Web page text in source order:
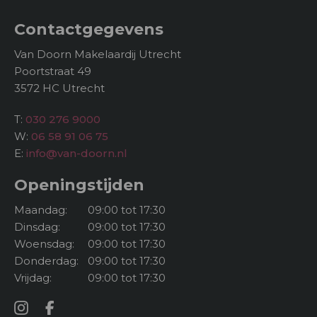
– Gratis parkeren voor de deur;
– Rustige, groene ligging naast het Beatrixpark;
– Erg stil in de woning (geen geluidsoverlast);
– Goede bereikbaarheid met OV en auto;
Utrecht;
– Actieve en gezonde VvE;
Contactgegevens
Van Doorn Makelaardij Utrecht
Poortstraat 49
3572 HC Utrecht
T: 030 276 9000
W: 06 58 91 06 75
E: info@van-doorn.nl
Openingstijden
Maandag:
09:00 tot 17:30
Dinsdag:
09:00 tot 17:30
Woensdag:
09:00 tot 17:30
Donderdag:
09:00 tot 17:30
Vrijdag:
09:00 tot 17:30